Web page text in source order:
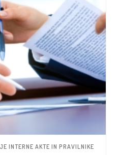
INTERNE AKTE IN PRAVILNIKE